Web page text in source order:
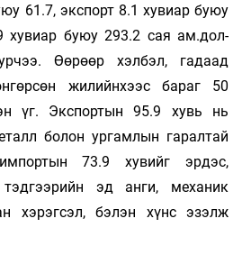
61.7, экс­порт 8.1 хувиар буюу
хувиар буюу 293.2 сая ам.дол­
Өөрөөр хэлбэл, гадаад
жилийнхээс бараг 50
үг. Экспортын 95.9 хувь нь
болон ургам­лын гаралтай
73.9 хувийг эрдэс,
тэд­гээ­рийн эд анги, механик
хэрэгсэл, бэлэн хүнс эзэлж